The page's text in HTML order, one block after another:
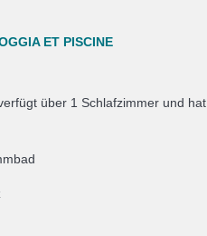
ET PISCINE
über 1 Schlafzimmer und hat